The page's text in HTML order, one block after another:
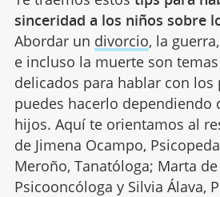
sinceridad a los niños sobre
Abordar un divorcio, la
e incluso la muerte son
delicados para hablar con los
puedes hacerlo dependiendo
hijos. Aquí te orientamos al
de Jimena Ocampo,
Meroño, Tanatóloga; Marta
Psicooncóloga y Silvia Álava,